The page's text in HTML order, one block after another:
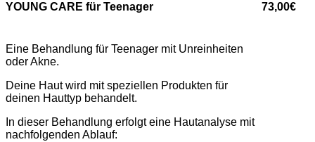
YOUNG CARE für Teenager 73,00€
Eine Behandlung für Teenager mit Unreinheiten
oder Akne.
Deine Haut wird mit speziellen Produkten für
deinen Hauttyp behandelt.
In dieser Behandlung erfolgt eine Hautanalyse mit
nachfolgenden Ablauf: